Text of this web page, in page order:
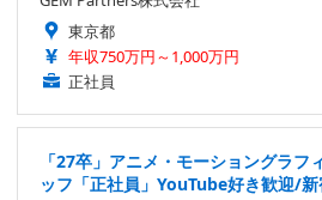
東京都
年収750万円～1,000万円
正社員
「27卒」アニメ・モーショングラフ
ッフ「正社員」YouTube好き歓迎/